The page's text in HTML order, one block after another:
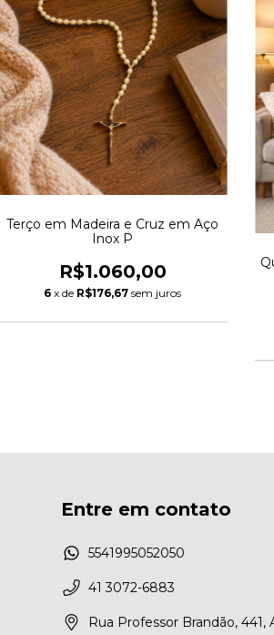
Terço em Madeira e Cruz em Aço
Inox P
R$1.060,00
6 x de R$176,67 sem juros
Entre em contato
5541995052050
41 3072-6883
Rua Professor Brandão, 441,